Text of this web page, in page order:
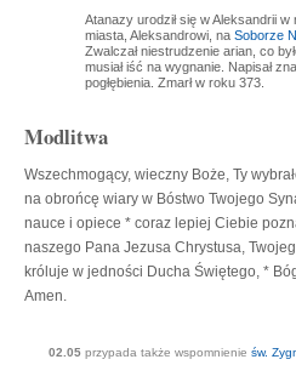
Atanazy urodził się w Aleksandrii
miasta, Aleksandrowi, na Soborze
Zwalczał niestrudzenie arian, co
musiał iść na wygnanie. Napisał
pogłębienia. Zmarł w roku 373.
Modlitwa
Wszechmogący, wieczny Boże, Ty
na obrońcę wiary w Bóstwo Twojego
nauce i opiece * coraz lepiej Ciebie
naszego Pana Jezusa Chrystusa,
króluje w jedności Ducha Świętego, *
Amen.
02.05 przypada także wspomnienie św.